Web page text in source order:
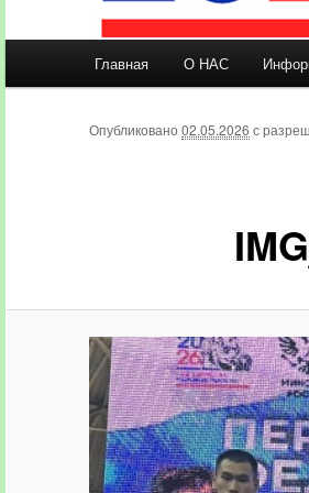
Перейти к основному
Главная О НАС
Опубликовано 02.05.2026 с